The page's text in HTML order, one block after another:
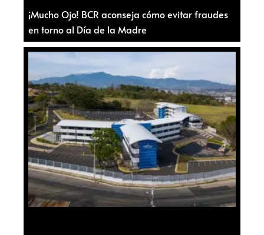
¡Mucho Ojo! BCR aconseja cómo evitar fraudes
en torno al Día de la Madre